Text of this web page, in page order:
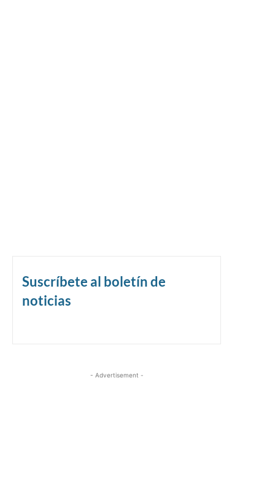
Suscríbete al boletín de
noticias
- Advertisement -